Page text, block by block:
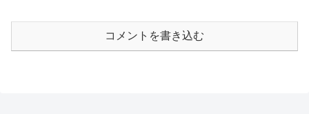
コメントを書き込む